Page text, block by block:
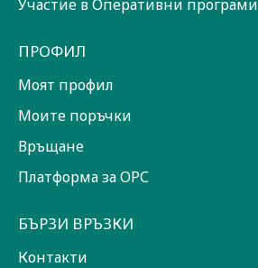
Участие в Оперативни програми
ПРОФИЛ
Моят профил
Моите поръчки
Връщане
Платформа за ОРС
БЪРЗИ ВРЪЗКИ
Контакти